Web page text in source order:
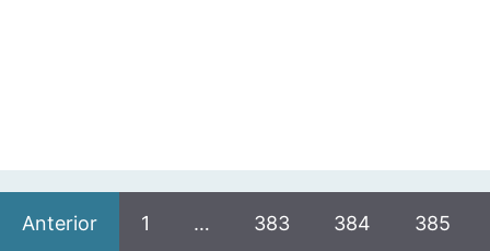
Anterior 1 … 383 384 385